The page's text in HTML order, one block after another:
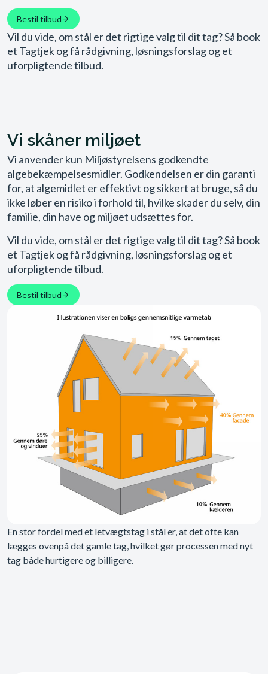
Bestil tilbud
Vil du vide, om stål er det rigtige valg til dit tag? Så book
et Tagtjek og få rådgivning, løsningsforslag og et
uforpligtende tilbud.
Vi skåner miljøet
Vi anvender kun Miljøstyrelsens godkendte
algebekæmpelsesmidler. Godkendelsen er din garanti
for, at algemidlet er effektivt og sikkert at bruge, så du
ikke løber en risiko i forhold til, hvilke skader du selv, din
familie, din have og miljøet udsættes for.
Vil du vide, om stål er det rigtige valg til dit tag? Så book
et Tagtjek og få rådgivning, løsningsforslag og et
uforpligtende tilbud.
Bestil tilbud
En stor fordel med et letvægtstag i stål er, at det ofte kan
lægges ovenpå det gamle tag, hvilket gør processen med nyt
tag både hurtigere og billigere.